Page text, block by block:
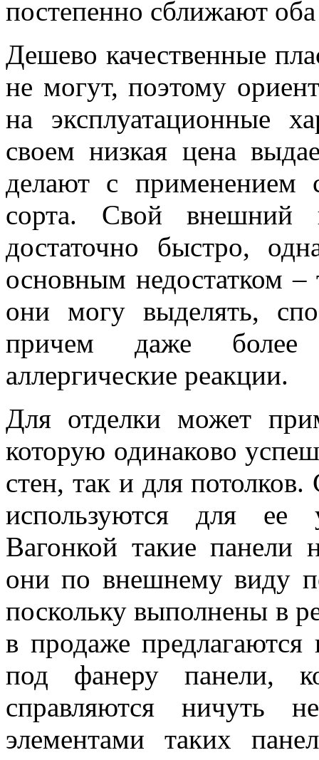
постепенно сближают
Дешево качественные
не могут, поэтому
на эксплуатационные
своем низкая цена
делают с применением
сорта. Свой внешний
достаточно быстро,
основным недостатком –
они могу выделять,
причем даже более
аллергические реакции.
Для отделки может
которую одинаково
стен, так и для
используются для ее
Вагонкой такие панели
они по внешнему виду
поскольку выполнены в
в продаже предлагаются
под фанеру панели,
справляются ничуть
элементами таких